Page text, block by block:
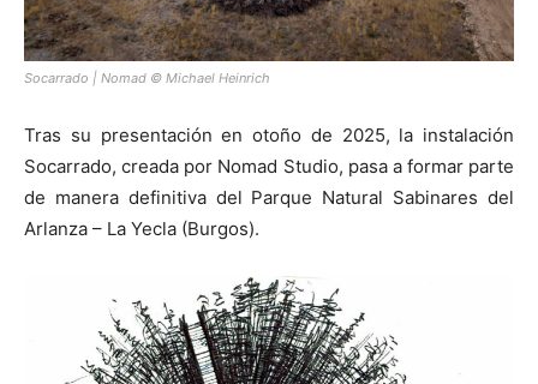
Socarrado | Nomad © Michael Heinrich
Tras su presentación en otoño de 2025, la instalación
Socarrado, creada por Nomad Studio, pasa a formar parte
de manera definitiva del Parque Natural Sabinares del
Arlanza – La Yecla (Burgos).